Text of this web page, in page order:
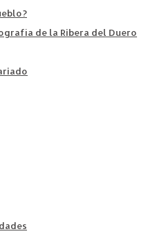
de la Ribera del Duero